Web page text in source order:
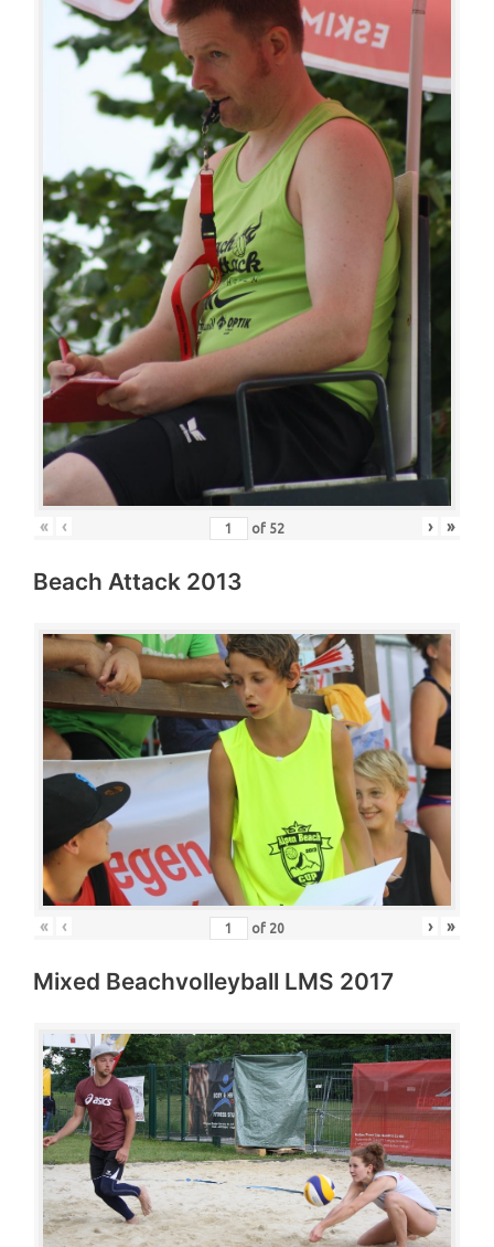
« ‹ of 52 › »
Beach Attack 2013
« ‹ of 20 › »
Mixed Beachvolleyball LMS 2017